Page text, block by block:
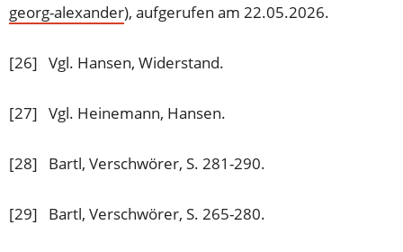
georg-alexander
(Öffnet
einem
Tab)
), aufgerufen am 22.05.2026.
[26] Vgl. Hansen, Widerstand.
[27] Vgl. Heinemann, Hansen.
[28] Bartl, Verschwörer, S. 281-290.
[29] Bartl, Verschwörer, S. 265-280.